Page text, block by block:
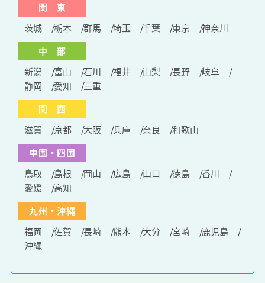
関 東
茨城
栃木 群馬 埼玉 千葉 東京
神奈川
中 部
新潟
富山 石川 福井 山梨 長野
岐阜
静岡
愛知
三重
関 西
滋賀
京都 大阪 兵庫 奈良
和歌山
中国・四国
鳥取
島根 岡山 広島 山口 徳島
香川
愛媛
高知
九州・沖縄
福岡
佐賀 長崎 熊本 大分 宮崎
鹿児島
沖縄